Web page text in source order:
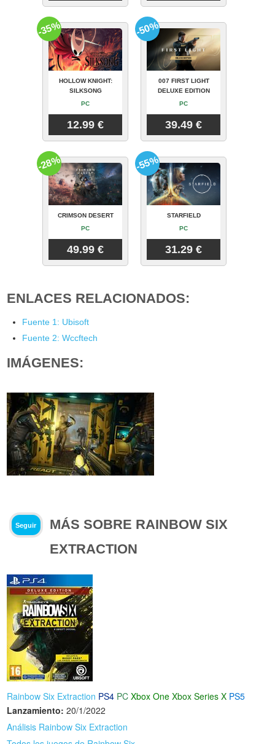
HOLLOW KNIGHT:
SILKSONG
PC
12.99 €
-35%
007 FIRST LIGHT
DELUXE EDITION
PC
39.49 €
-50%
CRIMSON DESERT
PC
49.99 €
-28%
STARFIELD
PC
31.29 €
-55%
ENLACES RELACIONADOS:
Fuente 1: Ubisoft
Fuente 2: Wccftech
IMÁGENES:
Seguir
MÁS SOBRE RAINBOW SIX
EXTRACTION
Rainbow Six Extraction PS4 PC Xbox One Xbox Series X PS5
Lanzamiento: 20/1/2022
Análisis Rainbow Six Extraction